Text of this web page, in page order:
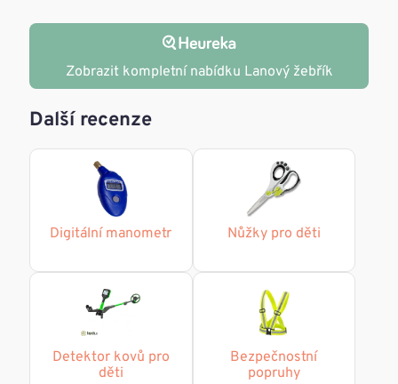
Zobrazit kompletní nabídku Lanový žebřík
Další recenze
Digitální manometr Nůžky pro děti
Detektor kovů pro
děti
Bezpečnostní
popruhy